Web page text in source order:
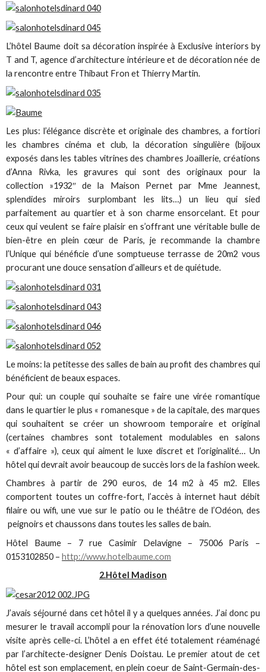
L’hôtel Baume doit sa décoration inspirée à Exclusive interiors by
T and T, agence d’architecture intérieure et de décoration née de
la rencontre entre Thibaut Fron et Thierry Martin.
Les plus: l’élégance discrète et originale des chambres, a fortiori
les chambres cinéma et club, la décoration singulière (bijoux
exposés dans les tables vitrines des chambres Joaillerie, créations
d’Anna Rivka, les gravures qui sont des originaux pour la
collection »1932″ de la Maison Pernet par Mme Jeannest,
splendides miroirs surplombant les lits…) un lieu qui sied
parfaitement au quartier et à son charme ensorcelant. Et pour
ceux qui veulent se faire plaisir en s’offrant une véritable bulle de
bien-être en plein cœur de Paris, je recommande la chambre
l’Unique qui bénéficie d’une somptueuse terrasse de 20m2 vous
procurant une douce sensation d’ailleurs et de quiétude.
Le moins: la petitesse des salles de bain au profit des chambres qui
bénéficient de beaux espaces.
Pour qui: un couple qui souhaite se faire une virée romantique
dans le quartier le plus « romanesque » de la capitale, des marques
qui souhaitent se créer un showroom temporaire et original
(certaines chambres sont totalement modulables en salons
« d’affaire »), ceux qui aiment le luxe discret et l’originalité… Un
hôtel qui devrait avoir beaucoup de succès lors de la fashion week.
Chambres à partir de 290 euros, de 14 m2 à 45 m2. Elles
comportent toutes un coffre-fort, l’accès à internet haut débit
filaire ou wifi, une vue sur le patio ou le théâtre de l’Odéon, des
peignoirs et chaussons dans toutes les salles de bain.
Hôtel Baume – 7 rue Casimir Delavigne – 75006 Paris –
0153102850 –http://www.hotelbaume.com
2.Hôtel Madison
J’avais séjourné dans cet hôtel il y a quelques années. J’ai donc pu
mesurer le travail accompli pour la rénovation lors d’une nouvelle
visite après celle-ci. L’hôtel a en effet été totalement réaménagé
par l’architecte-designer Denis Doistau. Le premier atout de cet
hôtel est son emplacement, en plein coeur de Saint-Germain-des-